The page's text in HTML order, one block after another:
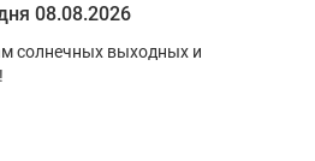
08.08.2026
солнечных выходных и